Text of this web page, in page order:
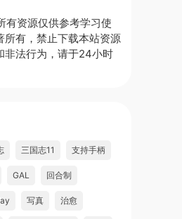
有资源仅供参考学习使
所有，禁止下载本站资源
非法行为，请于24小时
三国志11 支持手柄
GAL 回合制
写真 治愈